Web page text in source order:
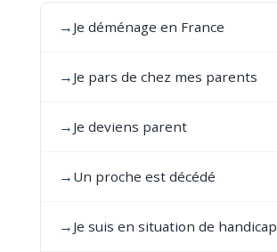
→ Je déménage en France
→ Je pars de chez mes parents
→ Je deviens parent
→ Un proche est décédé
→ Je suis en situation de handicap